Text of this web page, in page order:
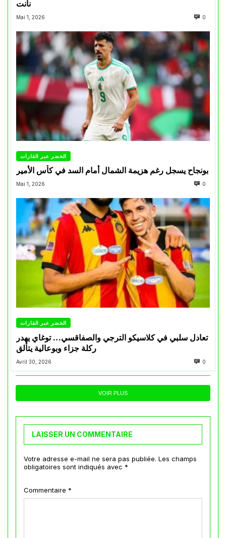
نانت
Mai 1, 2026 0
الخضر عبر القارات
بونجاح يسجل رغم هزيمة الشمال أمام السد في كأس الأمير
Mai 1, 2026 0
الخضر عبر القارات
تعادل سلبي في كلاسيكو الترجي والصفاقسي… توغاي يهدر
ركلة جزاء وبوعالية يتألق
Avril 30, 2026 0
VOIR PLUS
LAISSER UN COMMENTAIRE
Votre adresse e-mail ne sera pas publiée. Les champs
obligatoires sont indiqués avec *
Commentaire *